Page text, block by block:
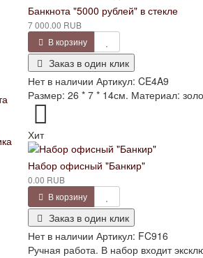
Банкнота "5000 рублей" в стекле
7 000.00 RUB
В корзину
Заказ в один клик
Нет в наличии Артикул: CE4A9
Размер: 26 * 7 * 14см. Материал:
Хит
Набор офисный "Банкир"
0.00 RUB
В корзину
Заказ в один клик
Нет в наличии Артикул: FC916
Ручная работа. В набор входит